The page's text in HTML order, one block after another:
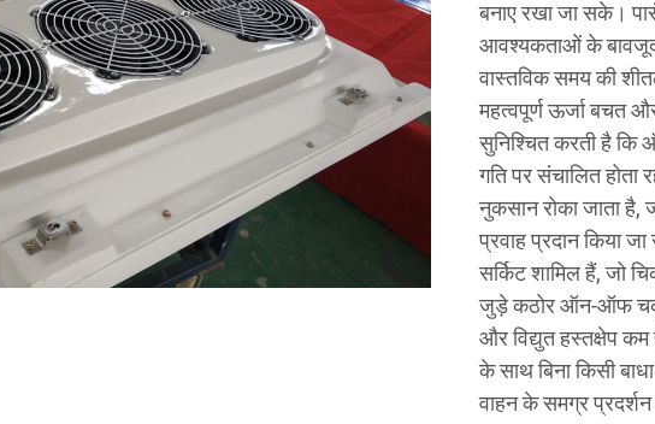
बनाए रखा जा सके।
आवश्यकताओं के बावजूद
वास्तविक समय की
महत्वपूर्ण ऊर्जा बचत
सुनिश्चित करती है कि
गति पर संचालित
नुकसान रोका जाता
प्रवाह प्रदान किया
सर्किट शामिल हैं, जो
जुड़े कठोर ऑन-ऑफ चक्र
और विद्युत हस्तक्षेप
के साथ बिना किसी
वाहन के समग्र